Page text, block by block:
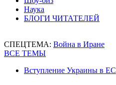
Наука
БЛОГИ ЧИТАТЕЛЕЙ
СПЕЦТЕМА: Война в Иране
ВСЕ ТЕМЫ
Вступление Украины в ЕС